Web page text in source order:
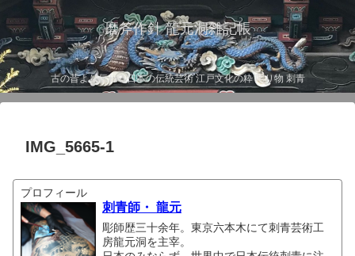
磨斧作針 龍元洞雑記帳
古の昔より伝わる日本の伝統芸術 江戸文化の粋 彫り物 刺青
IMG_5665-1
プロフィール
刺青師・ 龍元
彫師歴三十余年。東京六本木にて刺青芸術工
房龍元洞を主宰。